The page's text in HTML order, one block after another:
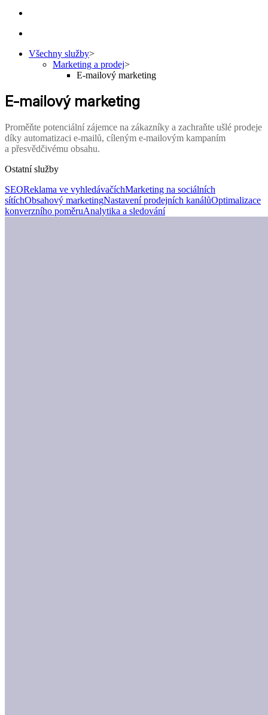
Všechny služby>
Marketing a prodej>
E-mailový marketing
E-mailový marketing
Proměňte potenciální zájemce na zákazníky a zachraňte ušlé prodeje
díky automatizaci e-mailů, cíleným e-mailovým kampaním
a přesvědčivému obsahu.
Ostatní služby
SEOReklama ve vyhledávačíchMarketing na sociálních
sítíchObsahový marketingNastavení prodejních kanálůOptimalizace
konverzního poměruAnalytika a sledování